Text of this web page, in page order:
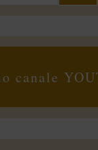
canale